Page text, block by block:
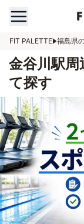
FIT PALETTE 福島県
金谷川駅
て探す